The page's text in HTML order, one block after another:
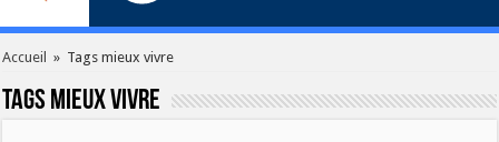
Accueil » Tags mieux vivre
Tags mieux vivre